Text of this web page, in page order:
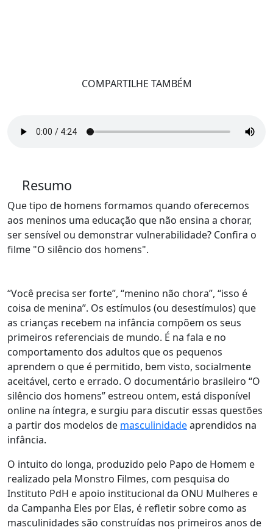
COMPARTILHE TAMBÉM
Resumo
Que tipo de homens formamos quando oferecemos
aos meninos uma educação que não ensina a chorar,
ser sensível ou demonstrar vulnerabilidade? Confira o
filme "O silêncio dos homens".
“Você precisa ser forte”, “menino não chora”, “isso é
coisa de menina”. Os estímulos (ou desestímulos) que
as crianças recebem na infância compõem os seus
primeiros referenciais de mundo. É na fala e no
comportamento dos adultos que os pequenos
aprendem o que é permitido, bem visto, socialmente
aceitável, certo e errado. O documentário brasileiro “O
silêncio dos homens” estreou ontem, está disponível
online na íntegra, e surgiu para discutir essas questões
a partir dos modelos de masculinidadeaprendidos na
infância.
O intuito do longa, produzido pelo Papo de Homem e
realizado pela Monstro Filmes, com pesquisa do
Instituto PdH e apoio institucional da ONU Mulheres e
da Campanha Eles por Elas, é refletir sobre como as
masculinidades são construídas nos primeiros anos de